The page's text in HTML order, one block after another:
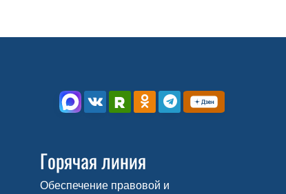
Горячая линия
Обеспечение правовой и